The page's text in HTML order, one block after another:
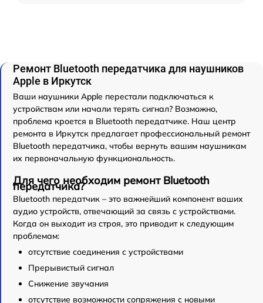
Ремонт Bluetooth передатчика для наушников
Apple в Иркутск
Ваши наушники Apple перестали подключаться к
устройствам или начали терять сигнал? Возможно,
проблема кроется в Bluetooth передатчике. Наш центр
ремонта в Иркутск предлагает профессиональный ремонт
Bluetooth передатчика, чтобы вернуть вашим наушникам
их первоначальную функциональность.
Для чего необходим ремонт Bluetooth
передатчика?
Bluetooth передатчик – это важнейший компонент ваших
аудио устройств, отвечающий за связь с устройствами.
Когда он выходит из строя, это приводит к следующим
проблемам:
отсутствие соединения с устройствами
Прерывистый сигнал
Снижение звучания
отсутствие возможности сопряжения с новыми